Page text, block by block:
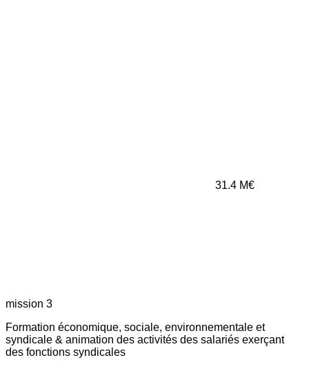
31.4 M€
mission 3
Formation économique, sociale, environnementale et
syndicale & animation des activités des salariés exerçant
des fonctions syndicales